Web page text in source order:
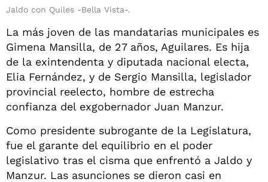
Jaldo con Quiles -Bella Vista-.
La más joven de las mandatarias municipales es
Gimena Mansilla, de 27 años, Aguilares. Es hija
de la exintendenta y diputada nacional electa,
Elia Fernández, y de Sergio Mansilla, legislador
provincial reelecto, hombre de estrecha
confianza del exgobernador Juan Manzur.
Como presidente subrogante de la Legislatura,
fue el garante del equilibrio en el poder
legislativo tras el cisma que enfrentó a Jaldo y
Manzur. Las asunciones se dieron casi en